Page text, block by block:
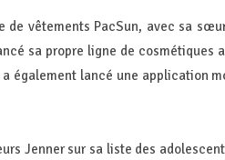
vêtements PacSun, avec sa
sa propre ligne de cosmétiques
également lancé une application
Jenner sur sa liste des